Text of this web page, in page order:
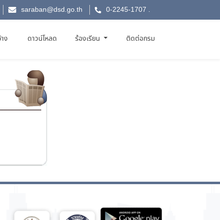
saraban@dsd.go.th 0-2245-1707 .
ง ดาวน์โหลด ร้องเรียน ติดต่อกรม